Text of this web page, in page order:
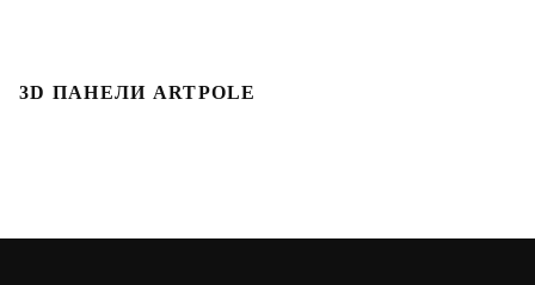
3D ПАНЕЛИ ARTPOLE